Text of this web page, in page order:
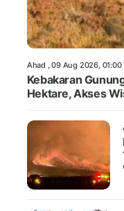
Ahad , 09 Aug 2026, 01:00
Kebakaran
Hektare, Akses